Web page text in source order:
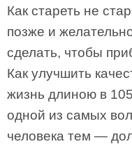
Как стареть не
позже и
сделать, чтобы
Как улучшить
жизнь длиною в
одной из самых
человека тем —